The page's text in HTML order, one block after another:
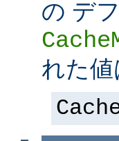
の デ
れた